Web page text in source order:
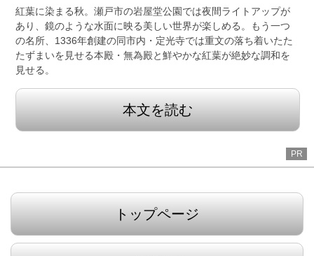
紅葉に染まる秋。瀬戸市の岩屋堂公園では夜間ライトアップが
あり、鏡のような水面に映る美しい世界が楽しめる。もう一つ
の名所、1336年創建の同市内・定光寺では重文の落ち着いたた
たずまいを見せる本殿・無為殿と鮮やかな紅葉が絶妙な調和を
見せる。
本文を読む
PR
トップページ